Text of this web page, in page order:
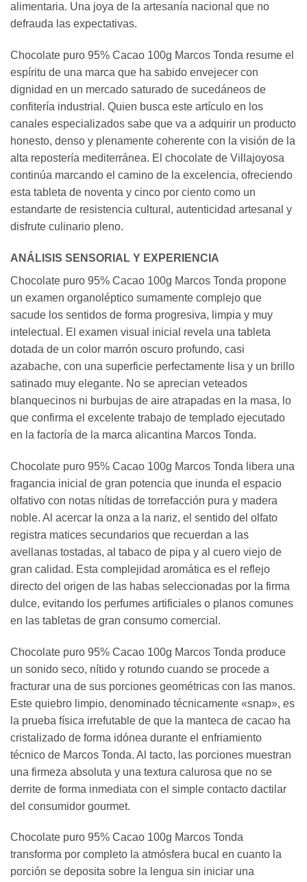
alimentaria. Una joya de la artesanía nacional que no
defrauda las expectativas.
Chocolate puro 95% Cacao 100g Marcos Tonda resume el
espíritu de una marca que ha sabido envejecer con
dignidad en un mercado saturado de sucedáneos de
confitería industrial. Quien busca este artículo en los
canales especializados sabe que va a adquirir un producto
honesto, denso y plenamente coherente con la visión de la
alta repostería mediterránea. El chocolate de Villajoyosa
continúa marcando el camino de la excelencia, ofreciendo
esta tableta de noventa y cinco por ciento como un
estandarte de resistencia cultural, autenticidad artesanal y
disfrute culinario pleno.
ANÁLISIS SENSORIAL Y EXPERIENCIA
Chocolate puro 95% Cacao 100g Marcos Tonda propone
un examen organoléptico sumamente complejo que
sacude los sentidos de forma progresiva, limpia y muy
intelectual. El examen visual inicial revela una tableta
dotada de un color marrón oscuro profundo, casi
azabache, con una superficie perfectamente lisa y un brillo
satinado muy elegante. No se aprecian veteados
blanquecinos ni burbujas de aire atrapadas en la masa, lo
que confirma el excelente trabajo de templado ejecutado
en la factoría de la marca alicantina Marcos Tonda.
Chocolate puro 95% Cacao 100g Marcos Tonda libera una
fragancia inicial de gran potencia que inunda el espacio
olfativo con notas nítidas de torrefacción pura y madera
noble. Al acercar la onza a la nariz, el sentido del olfato
registra matices secundarios que recuerdan a las
avellanas tostadas, al tabaco de pipa y al cuero viejo de
gran calidad. Esta complejidad aromática es el reflejo
directo del origen de las habas seleccionadas por la firma
dulce, evitando los perfumes artificiales o planos comunes
en las tabletas de gran consumo comercial.
Chocolate puro 95% Cacao 100g Marcos Tonda produce
un sonido seco, nítido y rotundo cuando se procede a
fracturar una de sus porciones geométricas con las manos.
Este quiebro limpio, denominado técnicamente «snap», es
la prueba física irrefutable de que la manteca de cacao ha
cristalizado de forma idónea durante el enfriamiento
técnico de Marcos Tonda. Al tacto, las porciones muestran
una firmeza absoluta y una textura calurosa que no se
derrite de forma inmediata con el simple contacto dactilar
del consumidor gourmet.
Chocolate puro 95% Cacao 100g Marcos Tonda
transforma por completo la atmósfera bucal en cuanto la
porción se deposita sobre la lengua sin iniciar una